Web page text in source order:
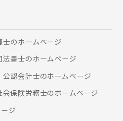
士のホームぺージ
法書士のホームぺージ
公認会計士のホームぺージ
会保険労務士のホームぺージ
ジ